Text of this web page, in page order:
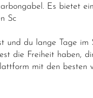
Es bietet
Sc
und du lange Tage
die Freiheit haben,
mit den besten